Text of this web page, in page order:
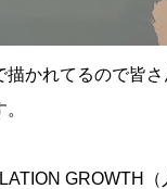
かれてるので皆
GROWTH